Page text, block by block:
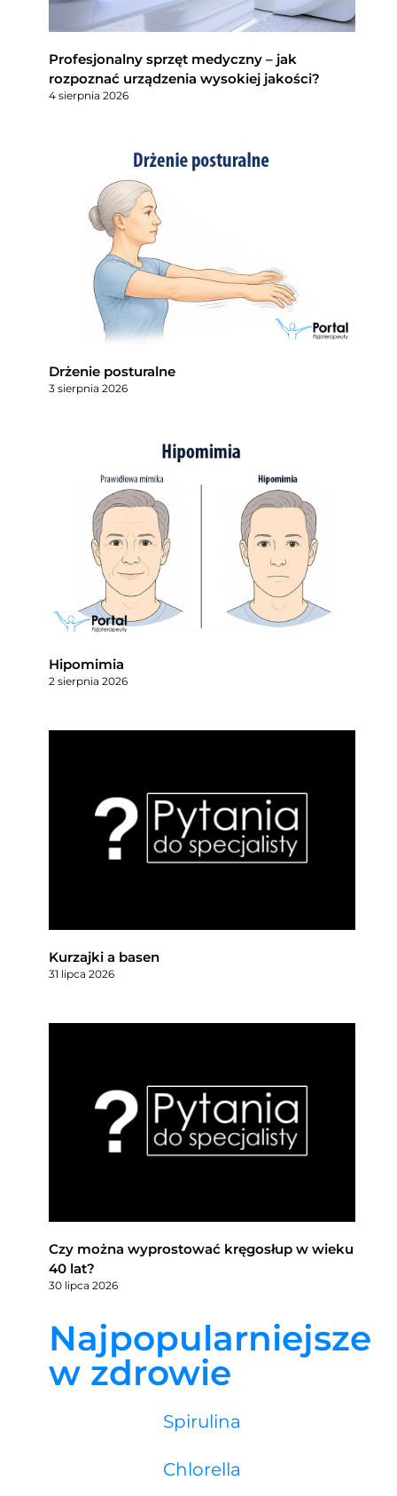
Profesjonalny sprzęt medyczny – jak
rozpoznać urządzenia wysokiej jakości?
4 sierpnia 2026
Drżenie posturalne
3 sierpnia 2026
Hipomimia
2 sierpnia 2026
Kurzajki a basen
31 lipca 2026
Czy można wyprostować kręgosłup w wieku
40 lat?
30 lipca 2026
Najpopularniejsze
w zdrowie
Spirulina
Chlorella